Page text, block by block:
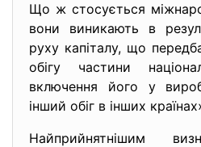
Що ж стосується
вони виникають в
руху капіталу, що
обігу частини
включення його у
інший обіг в інших
Найприйнятнішим